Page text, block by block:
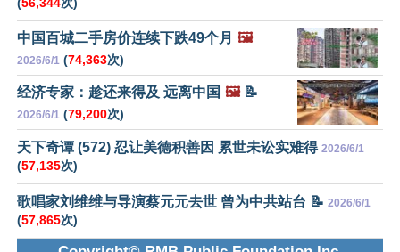
中国百城二手房价连续下跌49个月 🖼️
2026/6/1 (74,363次)
经济专家：趁还来得及 远离中国 🖼️📝
2026/6/1 (79,200次)
天下奇谭 (572) 忍让美德积善因 累世未讼实难得 2026/6/1
(57,135次)
歌唱家刘维维与导演蔡元元去世 曾为中共站台 📝 2026/6/1
(57,865次)